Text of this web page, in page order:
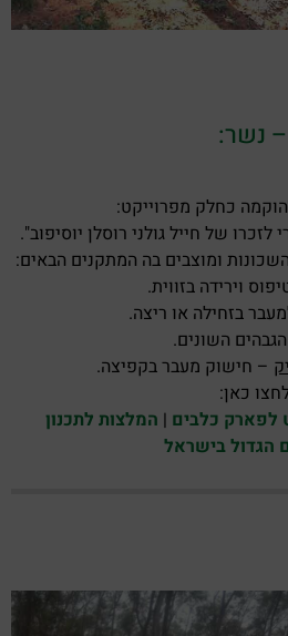
– נשר:
כחלק מפרוייקט:
של חייל גולני רוסלן יוסיפוב".
ומוצבים בה המתקנים הבאים:
וירידה בזווית.
בזחילה או ריצה.
השונים.
– חישוק מעבר בקפיצה.
כאן:
לפארק כלבים | המלצות לתכנון
הגדול בישראל